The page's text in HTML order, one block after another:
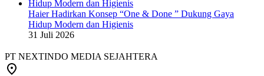
Haier Hadirkan Konsep “One & Done ” Dukung Gaya
Hidup Modern dan Higienis
31 Juli 2026
PT NEXTINDO MEDIA SEJAHTERA